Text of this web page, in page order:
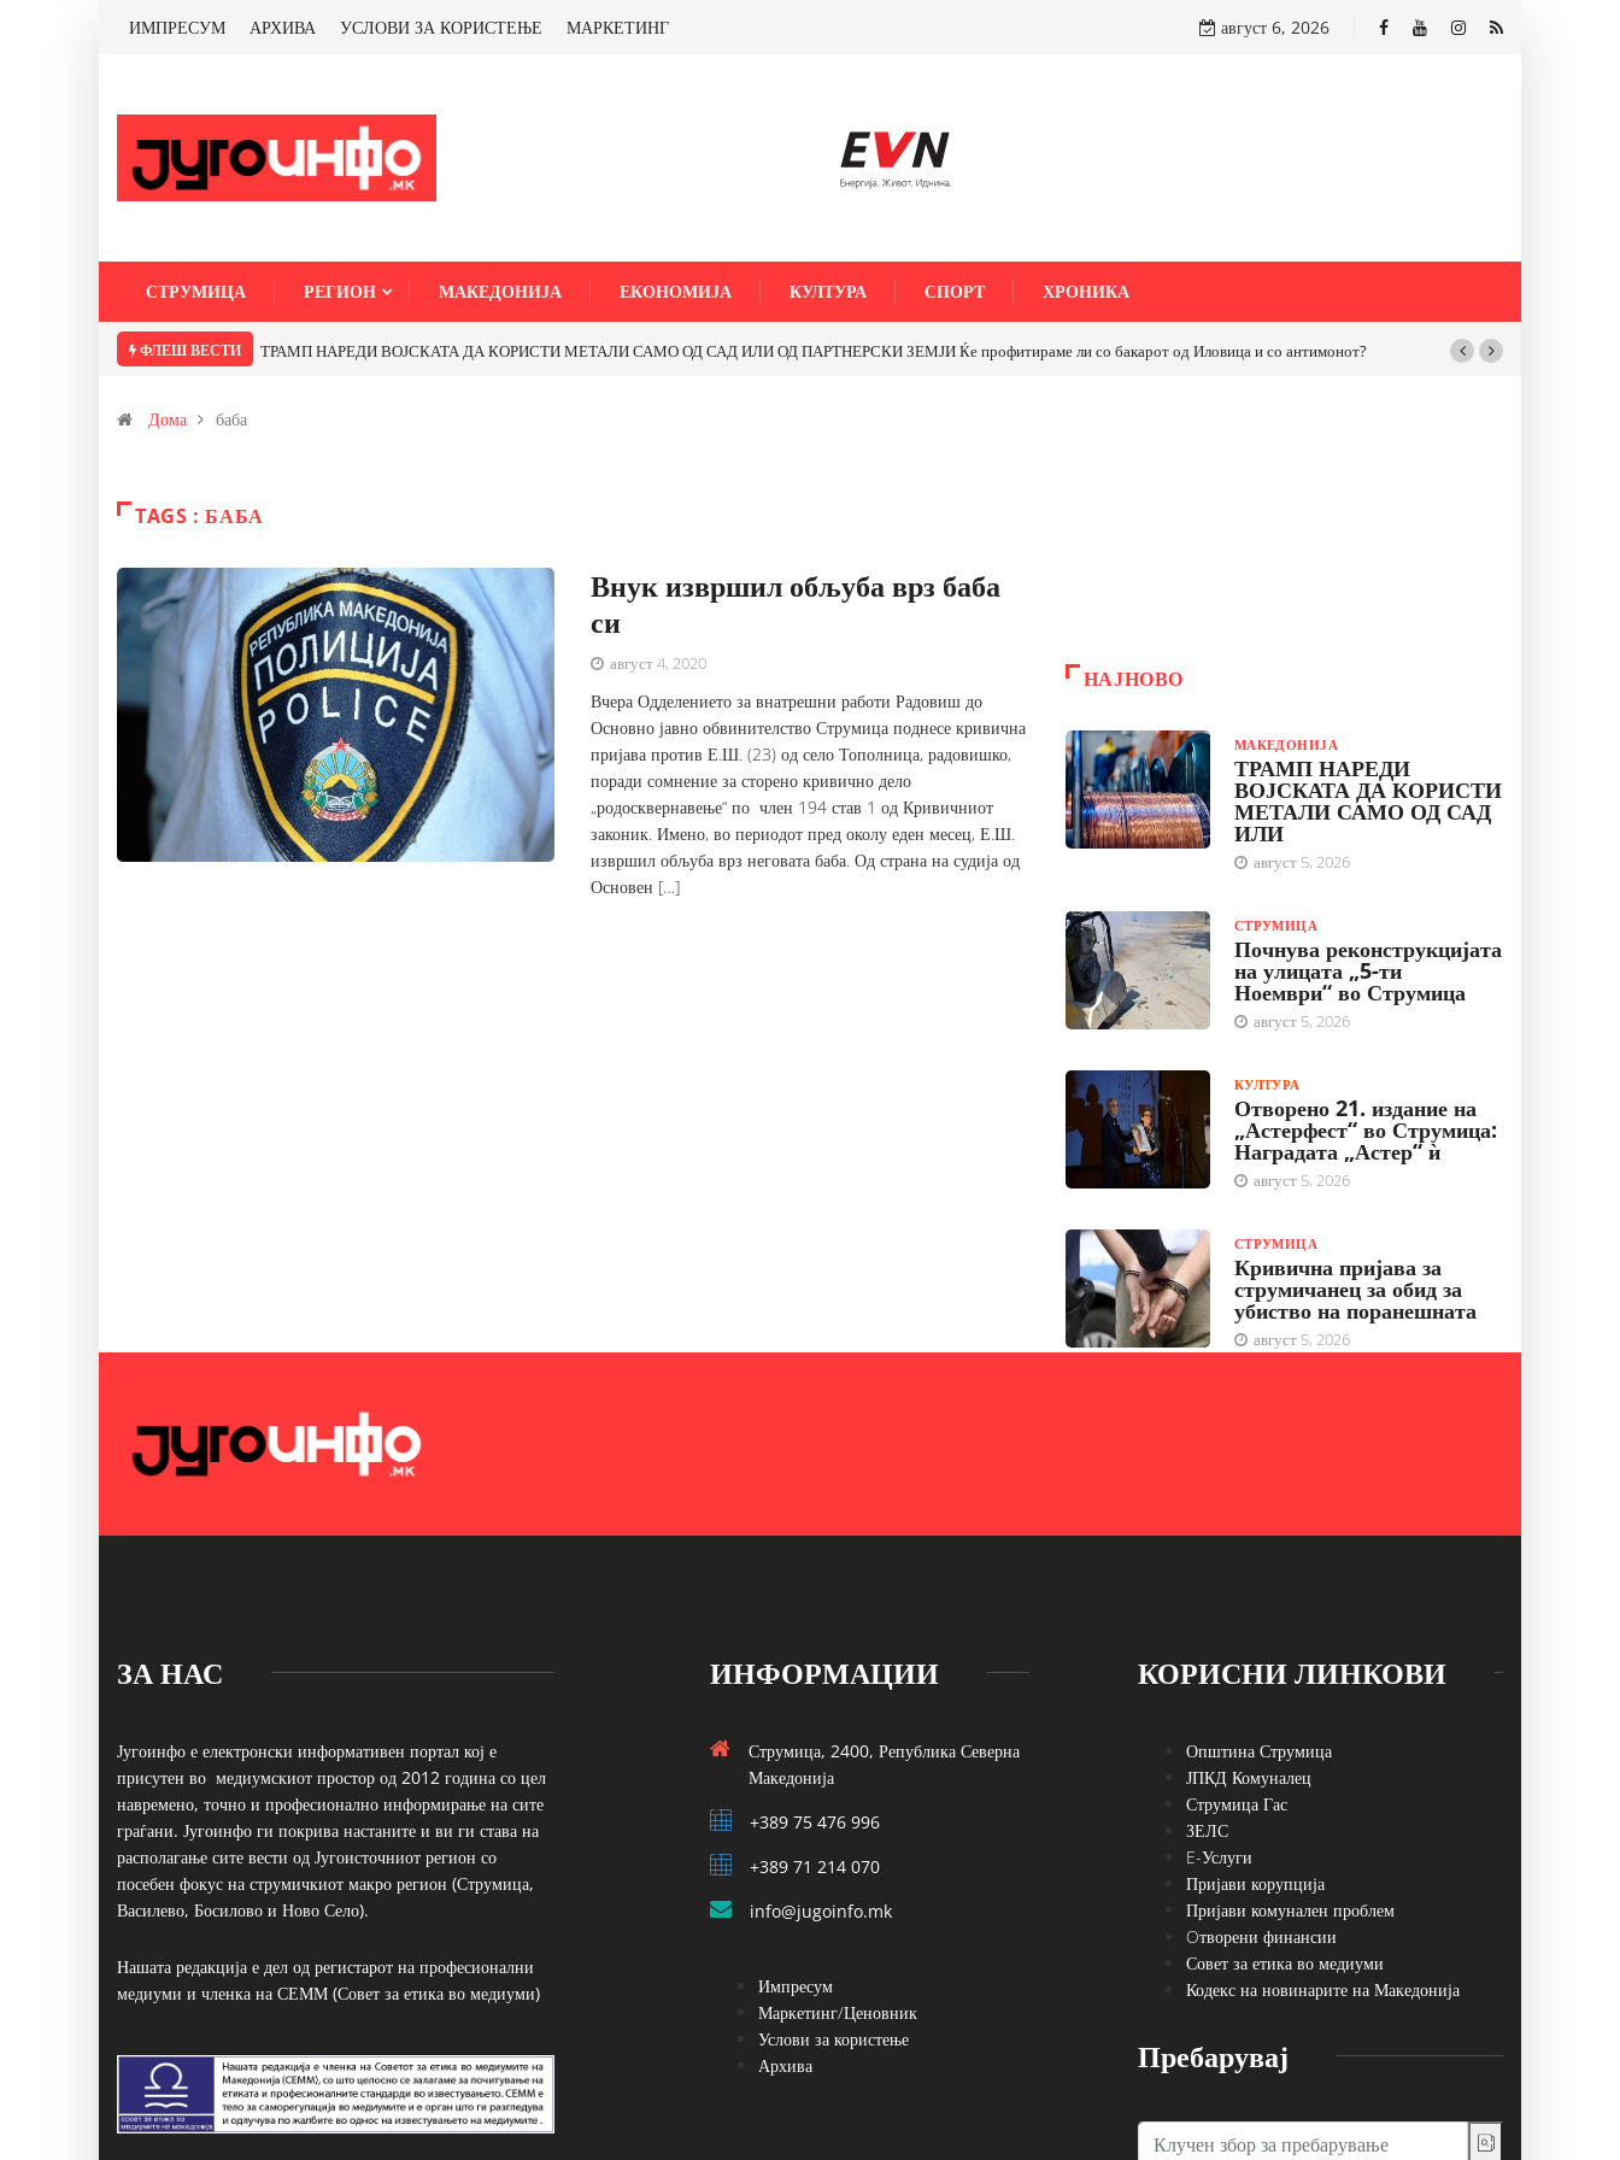
ИМПРЕСУМ АРХИВА УСЛОВИ ЗА КОРИСТЕЊЕ МАРКЕТИНГ август 6, 2026
СТРУМИЦА РЕГИОН МАКЕДОНИЈА ЕКОНОМИЈА КУЛТУРА СПОРТ ХРОНИКА
ФЛЕШ ВЕСТИ ТРАМП НАРЕДИ ВОЈСКАТА ДА КОРИСТИ МЕТАЛИ САМО ОД САД ИЛИ ОД ПАРТНЕРСКИ ЗЕМЈИ Ќе профитираме ли со бакарот од Иловица и со антимонот?
Дома баба
TAGS : БАБА
Внук извршил обљуба врз баба
си
август 4, 2020
Вчера Одделението за внатрешни работи Радовиш до
Основно јавно обвинителство Струмица поднесе кривична
пријава против Е.Ш. (23) од село Тополница, радовишко,
поради сомнение за сторено кривично дело
„родосквернавење“ по член 194 став 1 од Кривичниот
законик. Имено, во периодот пред околу еден месец, Е.Ш.
извршил обљуба врз неговата баба. Од страна на судија од
Основен […]
НАЈНОВО
МАКЕДОНИЈА
ТРАМП НАРЕДИ
ВОЈСКАТА ДА КОРИСТИ
МЕТАЛИ САМО ОД САД
ИЛИ
август 5, 2026
СТРУМИЦА
Почнува реконструкцијата
на улицата „5-ти
Ноември“ во Струмица
август 5, 2026
КУЛТУРА
Отворено 21. издание на
„Астерфест“ во Струмица:
Наградата „Астер“ ѝ
август 5, 2026
СТРУМИЦА
Кривична пријава за
струмичанец за обид за
убиство на поранешната
август 5, 2026
ЗА НАС
Југоинфо е електронски информативен портал кој е
присутен во медиумскиот простор од 2012 година со цел
навремено, точно и професионално информирање на сите
граѓани. Југоинфо ги покрива настаните и ви ги става на
располагање сите вести од Југоисточниот регион со
посебен фокус на струмичкиот макро регион (Струмица,
Василево, Босилово и Ново Село).
Нашата редакција е дел од регистарот на професионални
медиуми и членка на СЕММ (Совет за етика во медиуми)
ИНФОРМАЦИИ
Струмица, 2400, Република Северна
Македонија
+389 75 476 996
+389 71 214 070
info@jugoinfo.mk
Импресум
Маркетинг/Ценовник
Услови за користење
Архива
КОРИСНИ ЛИНКОВИ
Општина Струмица
ЈПКД Комуналец
Струмица Гас
ЗЕЛС
E-Услуги
Пријави корупција
Пријави комунален проблем
Oтворени финансии
Совет за етика во медиуми
Кодекс на новинарите на Македонија
Пребарувај